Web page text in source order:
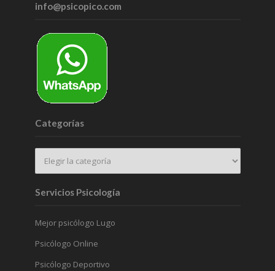
info@psicopico.com
Categorías
Servicios Psicología
Mejor psicólogo Lugo
Psicólogo Online
Psicólogo Deportivo